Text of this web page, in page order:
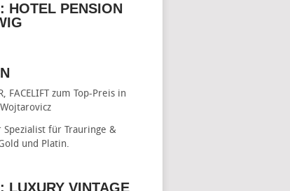
HOTEL PENSION
FACELIFT zum Top-Preis in
Spezialist für Trauringe &
und Platin.
LUXURY VINTAGE